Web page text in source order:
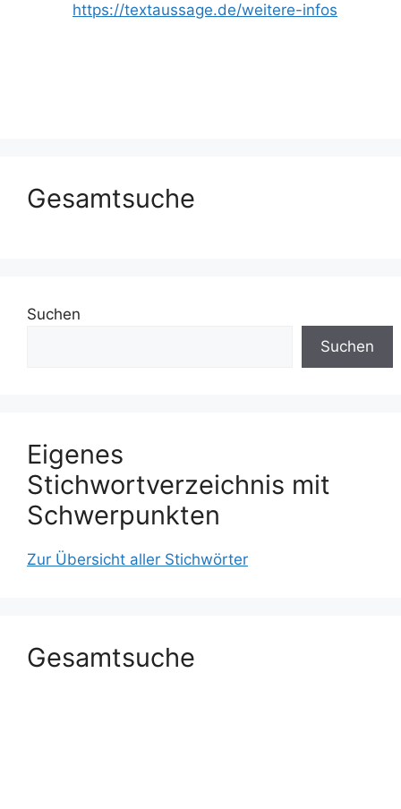
https://textaussage.de/weitere-infos
Gesamtsuche
Suchen
Suchen
Eigenes
Stichwortverzeichnis mit
Schwerpunkten
Zur Übersicht aller Stichwörter
Gesamtsuche